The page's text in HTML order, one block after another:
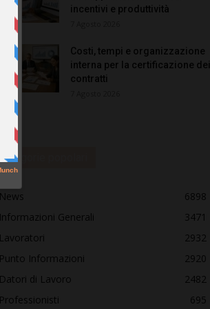
incentivi e produttività
Costi, tempi e organizzazione
interna per la certificazione dei
contratti
Categorie popolari
News
6898
Informazioni Generali
3471
Lavoratori
2932
Punto Informazioni
2920
Datori di Lavoro
2482
Professionisti
695